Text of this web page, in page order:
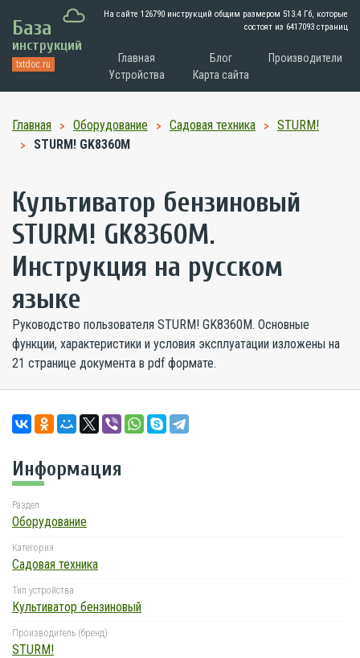
База
инструкций
txtdoc.ru
На сайте 126790 инструкций общим размером 513.4 Гб, которые
состоят из 6417093 страниц
Главная Блог
Производители
Устройства
Карта сайта
Главная Оборудование Садовая техника
STURM!
STURM! GK8360M
Культиватор бензиновый
STURM! GK8360M.
Инструкция на русском
языке
Руководство пользователя STURM! GK8360M. Основные
функции, характеристики и условия эксплуатации изложены на
21 странице документа в pdf формате.
Информация
Раздел
Оборудование
Категория
Садовая техника
Тип устройства
Культиватор бензиновый
Производитель (бренд)
STURM!